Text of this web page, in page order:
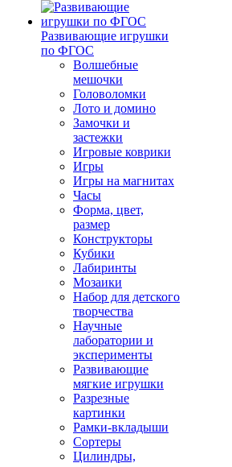
Развивающие игрушки
по ФГОС
Волшебные
мешочки
Головоломки
Лото и домино
Замочки и
застежки
Игровые коврики
Игры
Игры на магнитах
Часы
Форма, цвет,
размер
Конструкторы
Кубики
Лабиринты
Мозаики
Набор для детского
творчества
Научные
лаборатории и
эксперименты
Развивающие
мягкие игрушки
Разрезные
картинки
Рамки-вкладыши
Сортеры
Цилиндры,